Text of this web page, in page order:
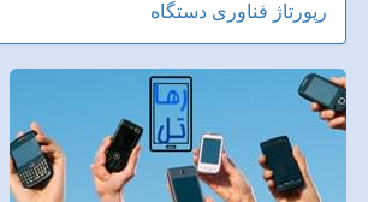
رپورتاژ فناوری دستگاه